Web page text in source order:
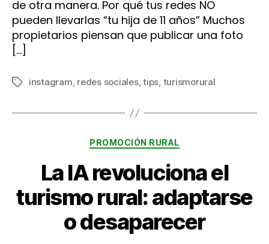
de otra manera. Por qué tus redes NO
pueden llevarlas “tu hija de 11 años” Muchos
propietarios piensan que publicar una foto
[…]
Etiquetas
instagram, redes sociales,tips, turismorural
Categorías
PROMOCIÓN RURAL
La IA revoluciona el
turismo rural: adaptarse
o desaparecer